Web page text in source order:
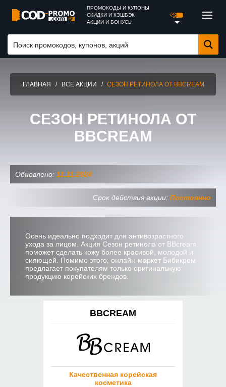
ПРОМОКОДЫ И КУПОНЫ
СКИДКИ И КЭШБЭК
АКЦИИ И БОНУСЫ
ГЛАВНАЯ / ВСЕ АКЦИИ / СЕЗОН РЕТИНОЛА ОТ BBCREAM
СЕЗОН РЕТИНОЛА ОТ
BBCREAM
Обновлено: 11.11.2024
Срок действия акции: Постоянно
Осень идеально подходит для антивозрастного
ухода за лицом. Акция Сезон ретинола от BBcream
поможет сделать кожу более красивой, молодой и
сияющей. Помимо этого, онлайн-маркет Бибикрем
предлагает покупателям только оригинальную
продукцию корейских брендов.
BBCREAM
Качественная корейская
косметика